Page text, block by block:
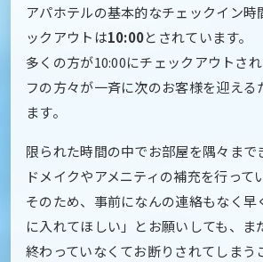
アパホテルの基本的なチェックイン時
ックアウトは10:00とされています。
多くの方が10:00にチェックアウトさ
フの方々が一斉に次のお客様を迎える
ます。
限られた時間の中でお部屋を隅々まで
ドメイクやアメニティの補充を行って
そのため、事前になんの連絡もなく早
に入れてほしい」とお願いしても、ま
終わっていなくてお断りされてしまう